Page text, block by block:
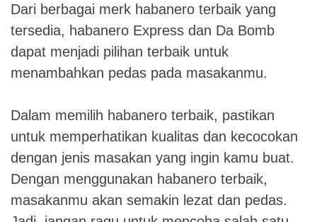
Dari berbagai merk habanero terbaik yang
tersedia, habanero Express dan Da Bomb
dapat menjadi pilihan terbaik untuk
menambahkan pedas pada masakanmu.
Dalam memilih habanero terbaik, pastikan
untuk memperhatikan kualitas dan kecocokan
dengan jenis masakan yang ingin kamu buat.
Dengan menggunakan habanero terbaik,
masakanmu akan semakin lezat dan pedas.